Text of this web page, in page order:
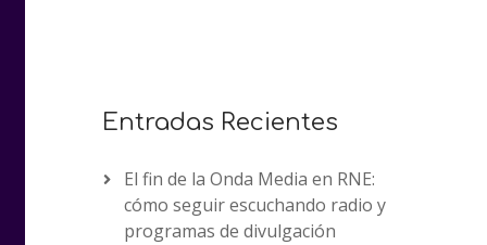
Entradas Recientes
El fin de la Onda Media en RNE:
cómo seguir escuchando radio y
programas de divulgación